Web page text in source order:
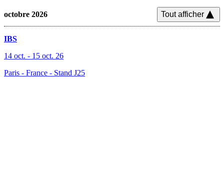
octobre 2026 Tout afficher
IBS
14 oct. - 15 oct. 26
Paris - France - Stand J25